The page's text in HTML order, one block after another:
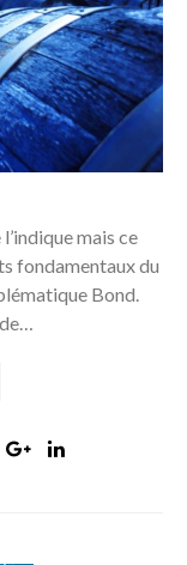
mais ce
fondamentaux du
Bond.